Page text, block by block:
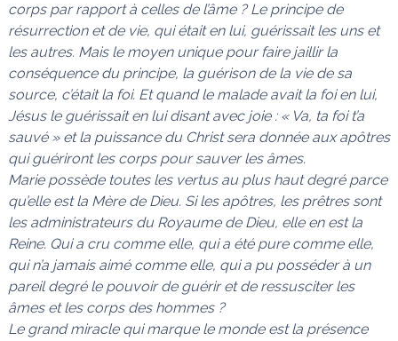
corps par rapport à celles de l’âme ? Le principe de
résurrection et de vie, qui était en lui, guérissait les uns et
les autres. Mais le moyen unique pour faire jaillir la
conséquence du principe, la guérison de la vie de sa
source, c’était la foi. Et quand le malade avait la foi en lui,
Jésus le guérissait en lui disant avec joie : « Va, ta foi t’a
sauvé » et la puissance du Christ sera donnée aux apôtres
qui guériront les corps pour sauver les âmes.
Marie possède toutes les vertus au plus haut degré parce
qu’elle est la Mère de Dieu. Si les apôtres, les prêtres sont
les administrateurs du Royaume de Dieu, elle en est la
Reine. Qui a cru comme elle, qui a été pure comme elle,
qui n’a jamais aimé comme elle, qui a pu posséder à un
pareil degré le pouvoir de guérir et de ressusciter les
âmes et les corps des hommes ?
Le grand miracle qui marque le monde est la présence